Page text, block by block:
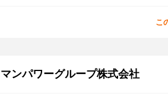
こ
マンパワーグループ株式会社